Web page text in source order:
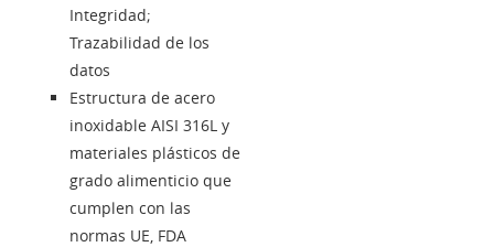
Integridad;
Trazabilidad de los
datos
Estructura de acero
inoxidable AISI 316L y
materiales plásticos de
grado alimenticio que
cumplen con las
normas UE, FDA